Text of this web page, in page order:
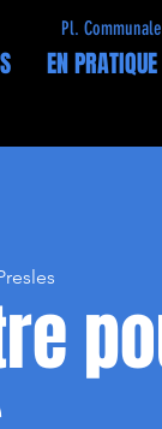
EN PRATIQUE
Pl.